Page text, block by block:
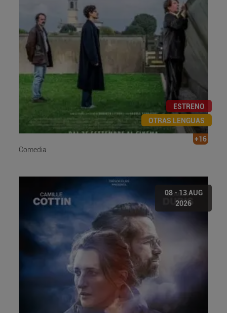
ESTRENO
OTRAS LENGUAS
+16
Comedia
08 - 13 AUG
2026